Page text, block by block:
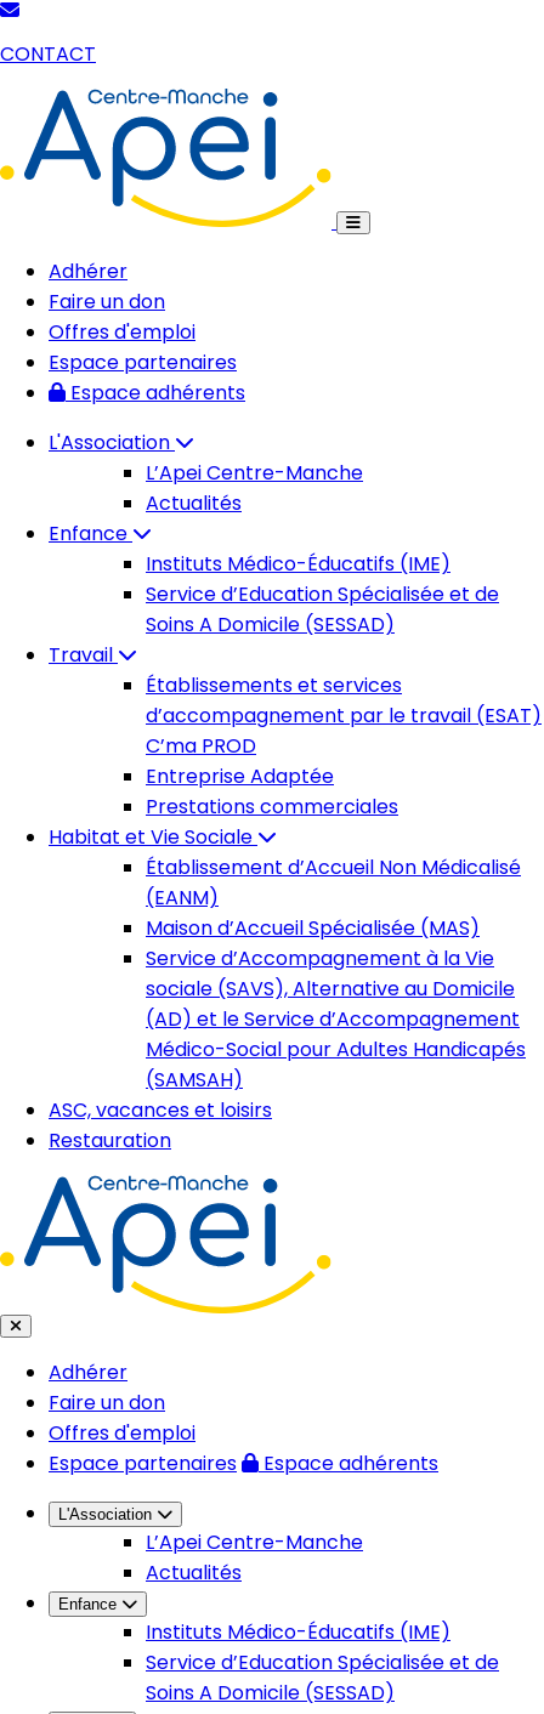
CONTACT
Adhérer
Faire un don
Offres d'emploi
Espace partenaires
Espace adhérents
L'Association
L’Apei Centre-Manche
Actualités
Enfance
Instituts Médico-Éducatifs (IME)
Service d’Education Spécialisée et de
Soins A Domicile (SESSAD)
Travail
Établissements et services
d’accompagnement par le travail (ESAT)
C’ma PROD
Entreprise Adaptée
Prestations commerciales
Habitat et Vie Sociale
Établissement d’Accueil Non Médicalisé
(EANM)
Maison d’Accueil Spécialisée (MAS)
Service d’Accompagnement à la Vie
sociale (SAVS), Alternative au Domicile
(AD) et le Service d’Accompagnement
Médico-Social pour Adultes Handicapés
(SAMSAH)
ASC, vacances et loisirs
Restauration
Adhérer
Faire un don
Offres d'emploi
Espace partenaires
Espace adhérents
L'Association
L’Apei Centre-Manche
Actualités
Enfance
Instituts Médico-Éducatifs (IME)
Service d’Education Spécialisée et de
Soins A Domicile (SESSAD)